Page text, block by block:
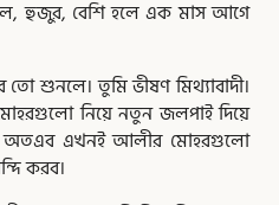
হুজুর, বেশি হলে এক মাস আগে
শুনলে। তুমি ভীষণ মিথ্যাবাদী।
নিয়ে নতুন জলপাই দিয়ে
অতএব এখনই আলীর মোহরগুলো
করব।